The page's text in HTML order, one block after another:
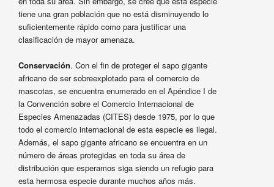
tiene una gran población que no está disminuyendo lo
suficientemente rápido como para justificar una
clasificación de mayor amenaza.
Conservación. Con el fin de proteger el sapo gigante
africano de ser sobreexplotado para el comercio de
mascotas, se encuentra enumerado en el Apéndice I de
la Convención sobre el Comercio Internacional de
Especies Amenazadas (CITES) desde 1975, por lo que
todo el comercio internacional de esta especie es ilegal.
Además, el sapo gigante africano se encuentra en un
número de áreas protegidas en toda su área de
distribución que esperamos siga siendo un refugio para
esta hermosa especie durante muchos años más.